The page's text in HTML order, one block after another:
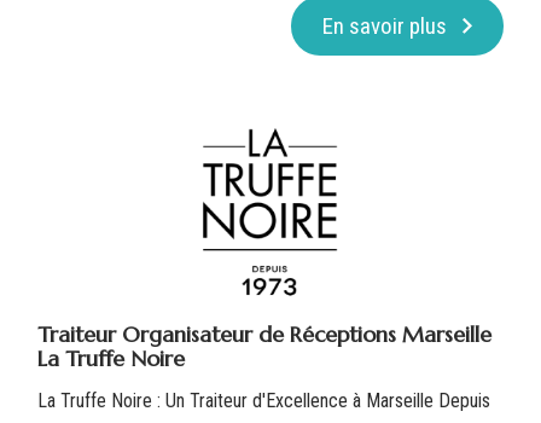
En savoir plus
Traiteur Organisateur de Réceptions Marseille
La Truffe Noire
La Truffe Noire : Un Traiteur d'Excellence à Marseille Depuis